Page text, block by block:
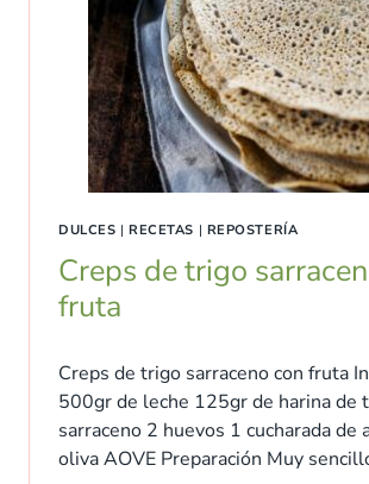
DULCES |RECETAS | REPOSTERÍA
Creps de trigo
fruta
Creps de trigo sarraceno con fruta
500gr de leche 125gr de harina de
sarraceno 2 huevos 1 cucharada de
oliva AOVE Preparación Muy